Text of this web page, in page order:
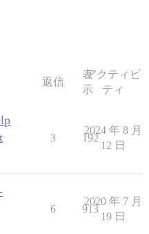
返信
表
示
アクティビ
ティ
3 192
2024 年 8 月
12 日
6 913
2020 年 7 月
19 日